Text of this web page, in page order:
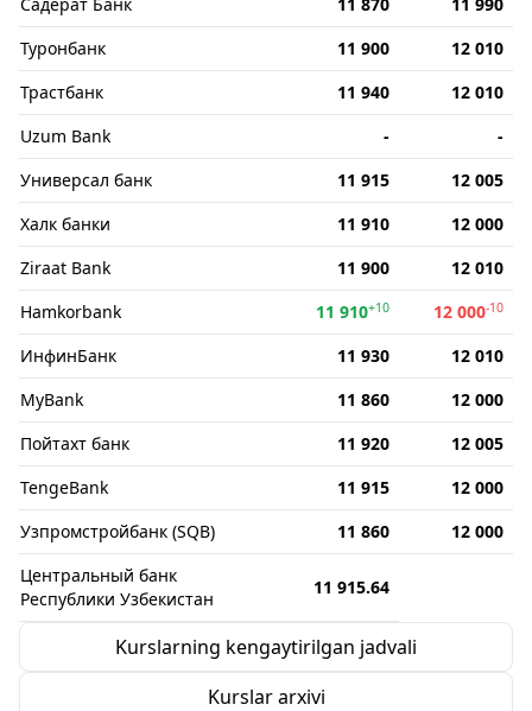
Туронбанк
11 900
12 010
Трастбанк
11 940
12 010
Uzum Bank
-
-
Универсал банк
11 915
12 005
Халк банки
11 910
12 000
Ziraat Bank
11 900
12 010
Hamkorbank
11 910+10 12 000-10
ИнфинБанк 11 930
12 010
MyBank
11 860
12 000
Пойтахт банк
11 920
12 005
TengeBank
11 915
12 000
Узпромстройбанк (SQB)
11 860
12 000
Центральный банк
Республики Узбекистан
11 915.64
Kurslarning kengaytirilgan jadvali
Kurslar arxivi